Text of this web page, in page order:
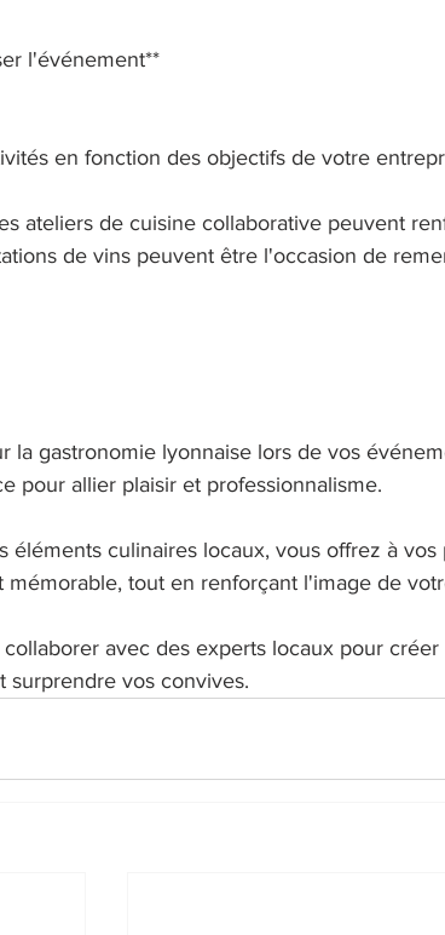
l'événement**
en fonction des objectifs de votre
ateliers de cuisine collaborative peuvent
de vins peuvent être l'occasion de
la gastronomie lyonnaise lors de vos
pour allier plaisir et professionnalisme.
éléments culinaires locaux, vous offrez à
mémorable, tout en renforçant l'image de
collaborer avec des experts locaux pour
surprendre vos convives.